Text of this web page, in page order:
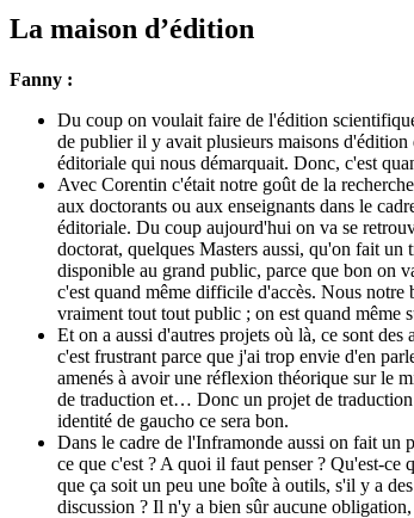
La maison d’édition
Fanny :
Du coup on voulait faire de l'édition
de publier il y avait plusieurs maisons d'édition
éditoriale qui nous démarquait. Donc, c'est
Avec Corentin c'était notre goût de la
aux doctorants ou aux enseignants dans le
éditoriale. Du coup aujourd'hui on va se
doctorat, quelques Masters aussi, qu'on fait
disponible au grand public, parce que bon on
c'est quand même difficile d'accès. Nous
vraiment tout tout public ; on est quand même
Et on a aussi d'autres projets où là, ce sont
c'est frustrant parce que j'ai trop envie d'en
amenés à avoir une réflexion théorique sur le
de traduction et… Donc un projet de traduction
identité de gaucho ce sera bon.
Dans le cadre de l'Inframonde aussi on fait un
ce que c'est ? A quoi il faut penser ? Qu'est-
que ça soit un peu une boîte à outils, s'il y a
discussion ? Il n'y a bien sûr aucune